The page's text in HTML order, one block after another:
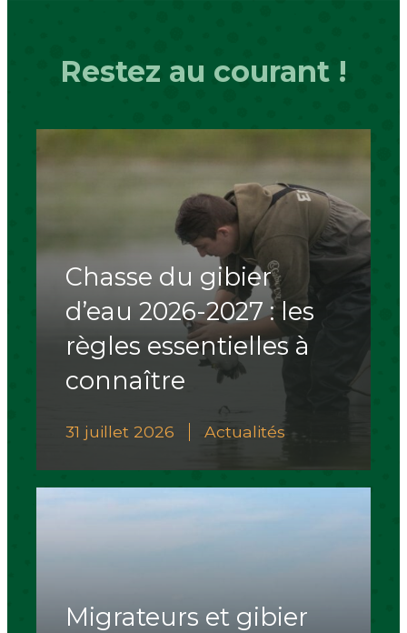
Restez au courant !
Chasse du gibier
d’eau 2026-2027 : les
règles essentielles à
connaître
31 juillet 2026 Actualités
Migrateurs et gibier